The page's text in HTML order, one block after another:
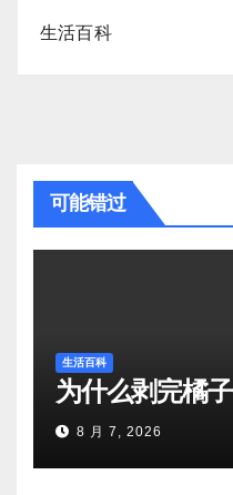
生活百科
可能错过
生活百科
为什么剥完橘
8 月 7, 2026